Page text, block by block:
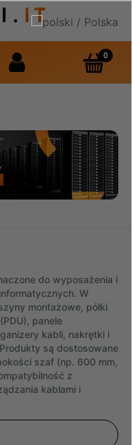
do wyposażenia i
W
montażowe, półki
panele
kabli, nakrętki i
są dostosowane
szaf (np. 600 mm,
z
kablami i